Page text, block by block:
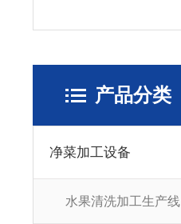
产品分类
净菜加工设备
水果清洗加工生产线